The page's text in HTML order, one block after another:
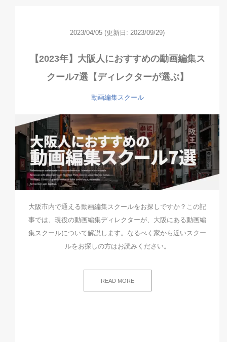
2023/04/05 (更新日: 2023/09/29)
【2023年】大阪人におすすめの動画編集ス
クール7選【ディレクターが選ぶ】
動画編集スクール
大阪市内で通える動画編集スクールをお探しですか？この記
事では、現役の動画編集ディレクターが、大阪にある動画編
集スクールについて解説します。なるべく家から近いスクー
ルをお探しの方はお読みください。
READ MORE